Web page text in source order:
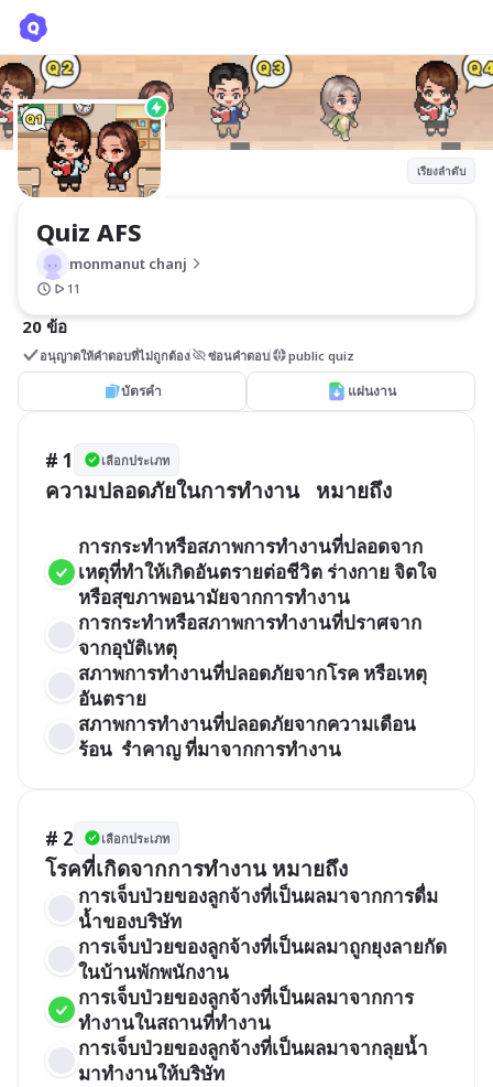
เรียงลำดับ
Quiz AFS
monmanut chanj
11
20 ข้อ
อนุญาตให้คำตอบที่ไม่ถูกต้อง ซ่อนคำตอบ public quiz
บัตรคำ แผ่นงาน
# 1 เลือกประเภท
ความปลอดภัยในการทำงาน   หมายถึง
การกระทำหรือสภาพการทำงานที่ปลอดจาก
เหตุที่ทำให้เกิดอันตรายต่อชีวิต ร่างกาย จิตใจ
หรือสุขภาพอนามัยจากการทำงาน
การกระทำหรือสภาพการทำงานที่ปราศจาก
จากอุบัติเหตุ
สภาพการทำงานที่ปลอดภัยจากโรค หรือเหตุ
อันตราย
สภาพการทำงานที่ปลอดภัยจากความเดือน
ร้อน  รำคาญ ที่มาจากการทำงาน
# 2 เลือกประเภท
โรคที่เกิดจากการทำงาน หมายถึง
การเจ็บป่วยของลูกจ้างที่เป็นผลมาจากการดื่ม
น้ำของบริษัท
การเจ็บป่วยของลูกจ้างที่เป็นผลมาถูกยุงลายกัด
ในบ้านพักพนักงาน
การเจ็บป่วยของลูกจ้างที่เป็นผลมาจากการ
ทำงานในสถานที่ทำงาน
การเจ็บป่วยของลูกจ้างที่เป็นผลมาจากลุยน้ำ
มาทำงานให้บริษัท